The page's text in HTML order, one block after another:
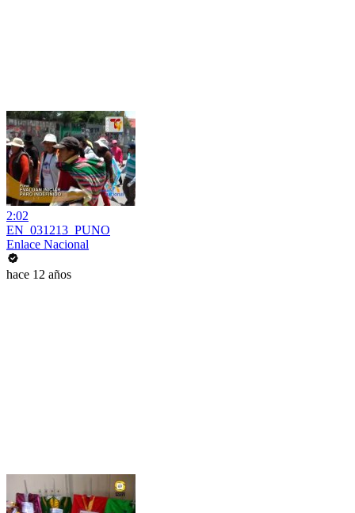
2:02
EN_031213_PUNO
Enlace Nacional
hace 12 años